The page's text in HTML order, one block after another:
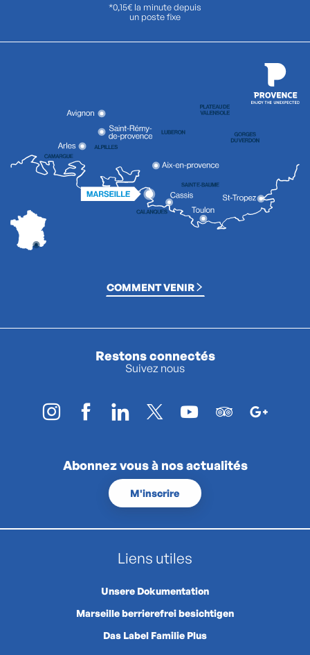
*0,15€ la minute depuis
un poste fixe
COMMENT VENIR
Restons connectés
Suivez nous
Abonnez vous à nos actualités
M'inscrire
Liens utiles
Unsere Dokumentation
Marseille berrierefrei besichtigen
Das Label Familie Plus